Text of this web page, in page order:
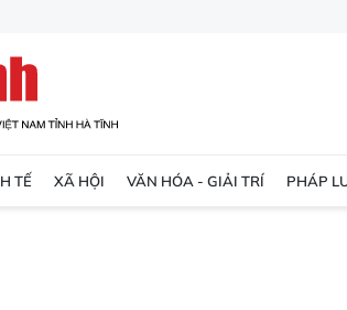
TẾ XÃ HỘI VĂN HÓA - GIẢI TRÍ PHÁP